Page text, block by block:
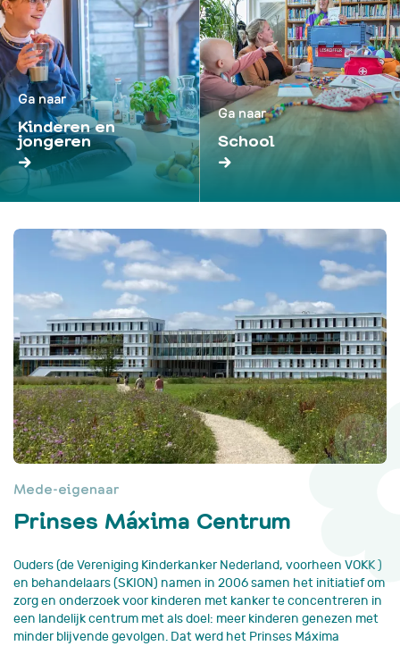
Ga naar
Kinderen en
jongeren
Ga naar
School
Mede-eigenaar
Prinses Máxima Centrum
Ouders (de Vereniging Kinderkanker Nederland, voorheen VOKK )
en behandelaars (SKION) namen in 2006 samen het initiatief om
zorg en onderzoek voor kinderen met kanker te concentreren in
een landelijk centrum met als doel: meer kinderen genezen met
minder blijvende gevolgen. Dat werd het Prinses Máxima